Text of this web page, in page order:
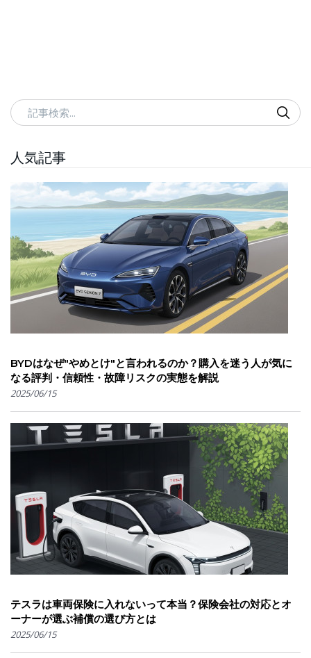
記事検索
人気記事
BYDはなぜ"やめとけ"と言われるのか？購入を迷う人が気に
なる評判・信頼性・故障リスクの実態を解説
2025/06/15
テスラは車両保険に入れないって本当？保険会社の対応とオ
ーナーが選ぶ補償の選び方とは
2025/06/15